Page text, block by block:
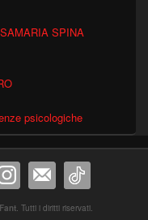
SPINA
psicologiche
. Tutti i diritti riservati.